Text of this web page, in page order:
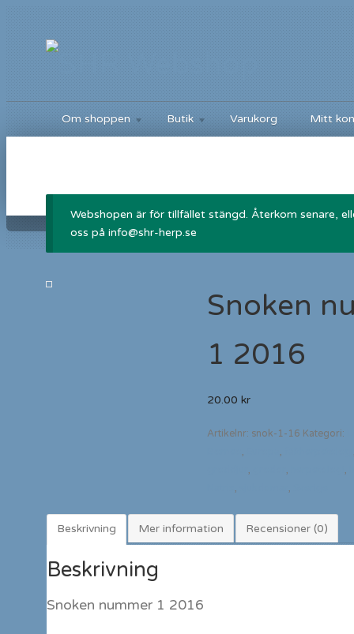
Om shoppen Butik Varukorg Mitt
Webshopen är för tillfället stängd. Återkom senare,
oss på info@shr-herp.se
Snoken
1 2016
20.00 kr
Artikelnr: snok-1-16 Kategori:
, ,
, , ,
, ,
Beskrivning Mer information Recensioner (0)
Beskrivning
Snoken nummer 1 2016